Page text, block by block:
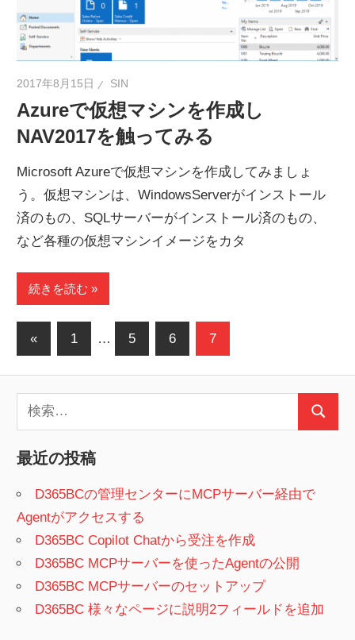
2017年8月15日 SIN
Azureで仮想マシンを作成し
NAV2017を触ってみる
Microsoft Azureで仮想マシンを作成してみましょ
う。仮想マシンは、WindowsServerがインストール
済のもの、SQLサーバーがインストール済のもの、
など各種の仮想マシンイメージをカタ
続きを読む
投
の
ペ
ー
ジ
送
り
«前
事
1 … 5 6 7
索:
検
最近の投稿
D365BCの管理センターにMCPサーバー経由で
Agentがアクセスする
D365BC Copilot Chatから受注を作成
D365BC MCPサーバーを使ったAgentの公開
D365BC MCPサーバーのセットアップ
D365BC 様々なページに説明2フィールドを追加